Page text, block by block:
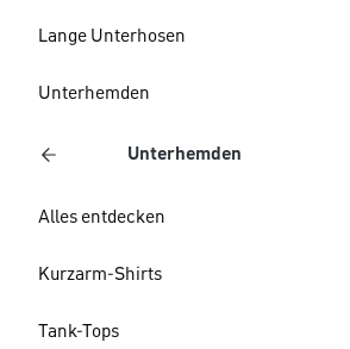
Lange Unterhosen
Unterhemden
Unterhemden
Alles entdecken
Kurzarm-Shirts
Tank-Tops